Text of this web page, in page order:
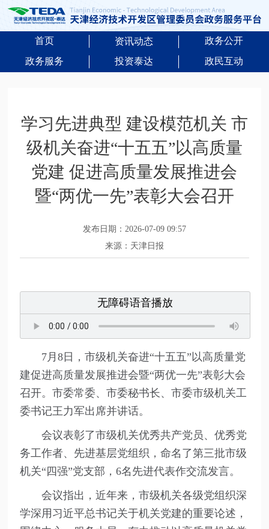
首页 资讯动态
政务公开
政务服务
投资泰达 政民互动
学习先进典型 建设模范机关 市
级机关奋进“十五五”以高质量
党建 促进高质量发展推进会
暨“两优一先”表彰大会召开
发布日期：2026-07-09 09:57
来源：天津日报
无障碍语音播放
7月8日，市级机关奋进“十五五”以高质量党
建促进高质量发展推进会暨“两优一先”表彰大会
召开。市委常委、市委秘书长、市委市级机关工
委书记王力军出席并讲话。
会议表彰了市级机关优秀共产党员、优秀党
务工作者、先进基层党组织，命名了第三批市级
机关“四强”党支部，6名先进代表作交流发言。
会议指出，近年来，市级机关各级党组织深
学深用习近平总书记关于机关党建的重要论述，